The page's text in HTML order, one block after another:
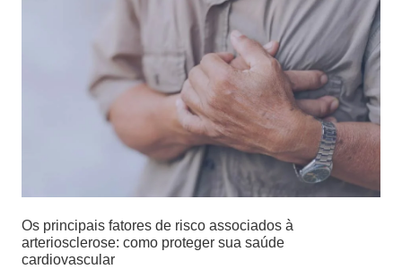
Os principais fatores de risco associados à
arteriosclerose: como proteger sua saúde
cardiovascular